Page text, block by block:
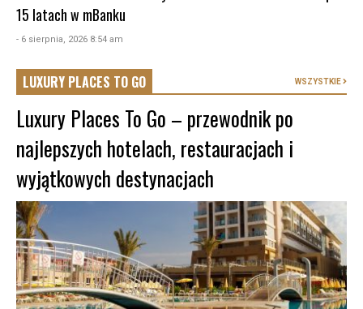
15 latach w mBanku
- 6 sierpnia, 2026 8:54 am
LUXURY PLACES TO GO WSZYSTKIE
Luxury Places To Go – przewodnik po
najlepszych hotelach, restauracjach i
wyjątkowych destynacjach